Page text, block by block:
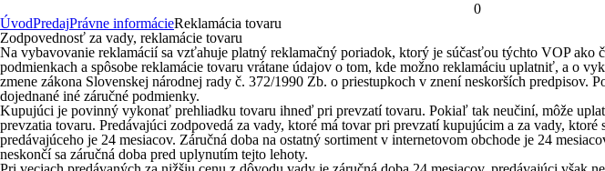
0
ÚvodPredajPrávne informácieReklamácia tovaru
Zodpovednosť za vady, reklamácie tovaru
Na vybavovanie reklamácií sa vzťahuje platný reklamačný poriadok, ktorý je súčasťou týchto VOP
podmienkach a spôsobe reklamácie tovaru vrátane údajov o tom, kde možno reklamáciu uplatniť, a o
zmene zákona Slovenskej národnej rady č. 372/1990 Zb. o priestupkoch v znení neskorších
dojednané iné záručné podmienky.
Kupujúci je povinný vykonať prehliadku tovaru ihneď pri prevzatí tovaru. Pokiaľ tak neučiní, môže
prevzatia tovaru. Predávajúci zodpovedá za vady, ktoré má tovar pri prevzatí kupujúcim a za vady,
predávajúceho je 24 mesiacov. Záručná doba na ostatný sortiment v internetovom obchode je 24
neskončí sa záručná doba pred uplynutím tejto lehoty.